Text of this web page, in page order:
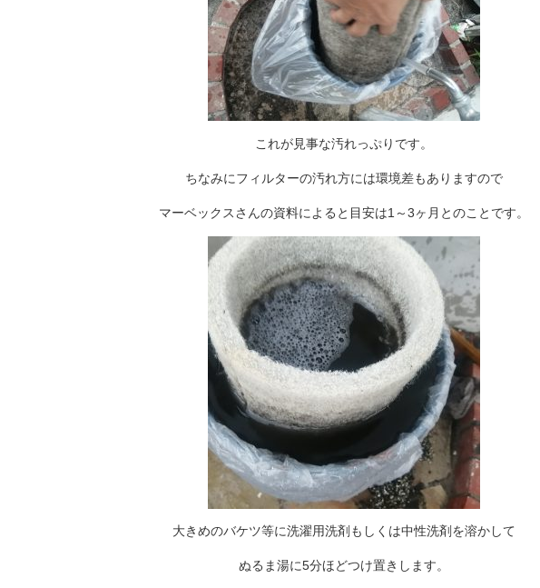
これが見事な汚れっぷりです。
ちなみにフィルターの汚れ方には環境差もありますので
マーベックスさんの資料によると目安は1～3ヶ月とのことです。
大きめのバケツ等に洗濯用洗剤もしくは中性洗剤を溶かして
ぬるま湯に5分ほどつけ置きします。